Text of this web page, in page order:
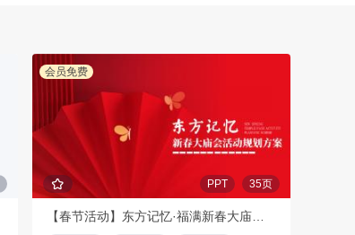
会员免费
PPT 35页
【春节活动】东方记忆·福满新春大庙会活动策划方案